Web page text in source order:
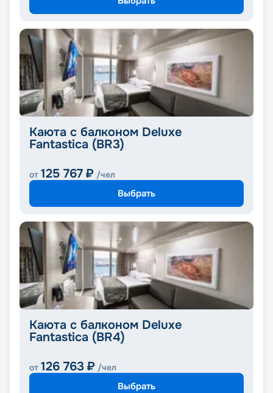
Каюта с балконом Deluxe
Fantastica (BR3)
от 125 767 ₽ /чел
Выбрать
Каюта с балконом Deluxe
Fantastica (BR4)
от 126 763 ₽ /чел
Выбрать